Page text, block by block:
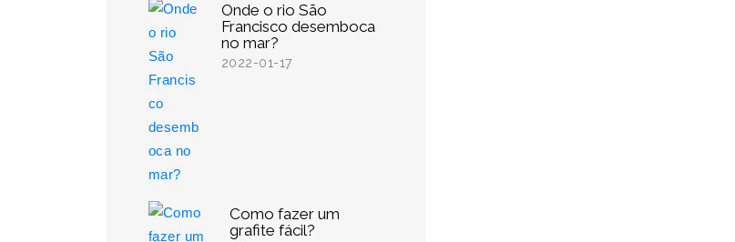
Onde o rio São
Francisco desemboca
no mar?
2022-01-17
Como fazer um
grafite fácil?